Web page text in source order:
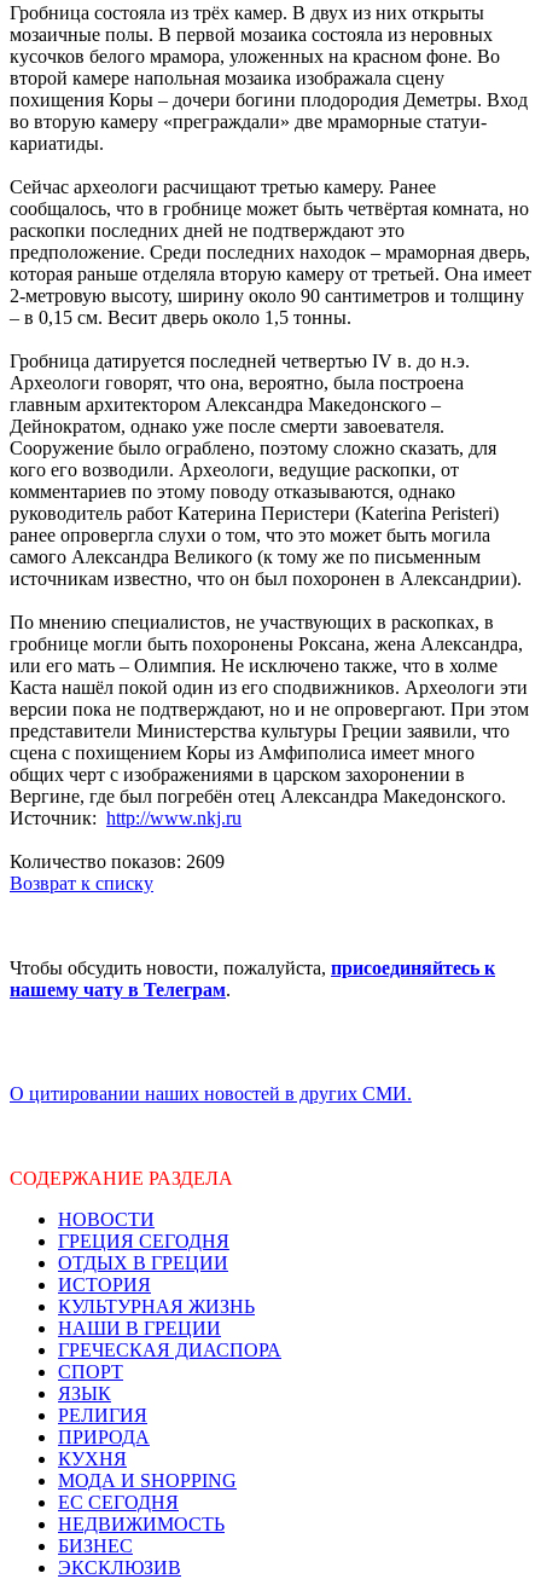
Гробница состояла из трёх камер. В двух из них открыты
мозаичные полы. В первой мозаика состояла из неровных
кусочков белого мрамора, уложенных на красном фоне. Во
второй камере напольная мозаика изображала сцену
похищения Коры – дочери богини плодородия Деметры. Вход
во вторую камеру «преграждали» две мраморные статуи-
кариатиды.
Сейчас археологи расчищают третью камеру. Ранее
сообщалось, что в гробнице может быть четвёртая комната, но
раскопки последних дней не подтверждают это
предположение. Среди последних находок – мраморная дверь,
которая раньше отделяла вторую камеру от третьей. Она имеет
2-метровую высоту, ширину около 90 сантиметров и толщину
– в 0,15 см. Весит дверь около 1,5 тонны.
Гробница датируется последней четвертью IV в. до н.э.
Археологи говорят, что она, вероятно, была построена
главным архитектором Александра Македонского –
Дейнократом, однако уже после смерти завоевателя.
Сооружение было ограблено, поэтому сложно сказать, для
кого его возводили. Археологи, ведущие раскопки, от
комментариев по этому поводу отказываются, однако
руководитель работ Катерина Перистери (Katerina Peristeri)
ранее опровергла слухи о том, что это может быть могила
самого Александра Великого (к тому же по письменным
источникам известно, что он был похоронен в Александрии).
По мнению специалистов, не участвующих в раскопках, в
гробнице могли быть похоронены Роксана, жена Александра,
или его мать – Олимпия. Не исключено также, что в холме
Каста нашёл покой один из его сподвижников. Археологи эти
версии пока не подтверждают, но и не опровергают. При этом
представители Министерства культуры Греции заявили, что
сцена с похищением Коры из Амфиполиса имеет много
общих черт с изображениями в царском захоронении в
Вергине, где был погребён отец Александра Македонского.
Источник: http://www.nkj.ru
Количество показов: 2609
Возврат к списку
Чтобы обсудить новости, пожалуйста, присоединяйтесь к
нашему чату в Телеграм.
О цитировании наших новостей в других СМИ.
СОДЕРЖАНИЕ РАЗДЕЛА
НОВОСТИ
ГРЕЦИЯ СЕГОДНЯ
ОТДЫХ В ГРЕЦИИ
ИСТОРИЯ
КУЛЬТУРНАЯ ЖИЗНЬ
НАШИ В ГРЕЦИИ
ГРЕЧЕСКАЯ ДИАСПОРА
СПОРТ
ЯЗЫК
РЕЛИГИЯ
ПРИРОДА
КУХНЯ
МОДА И SHOPPING
ЕС СЕГОДНЯ
НЕДВИЖИМОСТЬ
БИЗНЕС
ЭКСКЛЮЗИВ